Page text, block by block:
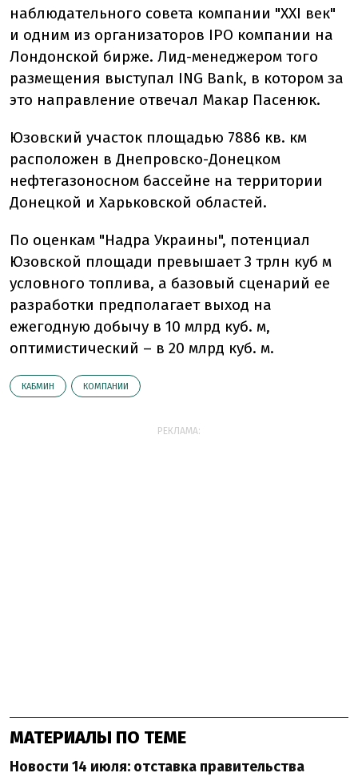
наблюдательного совета компании "XXI век"
и одним из организаторов IPO компании на
Лондонской бирже. Лид-менеджером того
размещения выступал ING Bank, в котором за
это направление отвечал Макар Пасенюк.
Юзовский участок площадью 7886 кв. км
расположен в Днепровско-Донецком
нефтегазоносном бассейне на территории
Донецкой и Харьковской областей.
По оценкам "Надра Украины", потенциал
Юзовской площади превышает 3 трлн куб м
условного топлива, а базовый сценарий ее
разработки предполагает выход на
ежегодную добычу в 10 млрд куб. м,
оптимистический – в 20 млрд куб. м.
КАБМИН КОМПАНИИ
РЕКЛАМА:
МАТЕРИАЛЫ ПО ТЕМЕ
Новости 14 июля: отставка правительства